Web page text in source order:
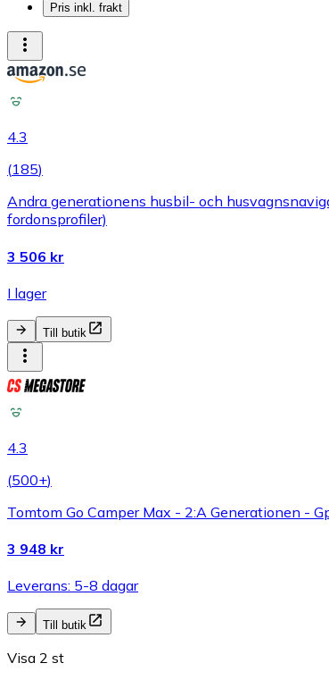
Pris inkl. frakt
4.3
(185)
Andra generationens husbil- och
fordonsprofiler)
3 506 kr
I lager
Till butik
4.3
(500+)
Tomtom Go Camper Max - 2:A Generationen -
3 948 kr
Leverans: 5-8 dagar
Till butik
Visa 2 st